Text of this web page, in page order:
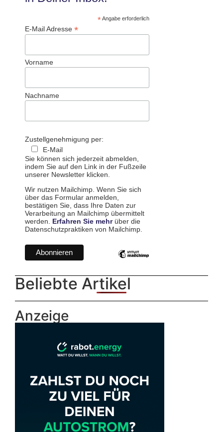
*Angabe erforderlich
E-Mail Adresse *
Vorname
Nachname
Zustellgenehmigung per:
E-Mail
Sie können sich jederzeit abmelden,
indem Sie auf den Link in der Fußzeile
unserer Newsletter klicken.
Wir nutzen Mailchimp. Wenn Sie sich
über das Formular anmelden,
bestätigen Sie, dass Ihre Daten zur
Verarbeitung an Mailchimp übermittelt
werden. Erfahren Sie mehrüber die
Datenschutzpraktiken von Mailchimp.
Beliebte Artikel
Anzeige